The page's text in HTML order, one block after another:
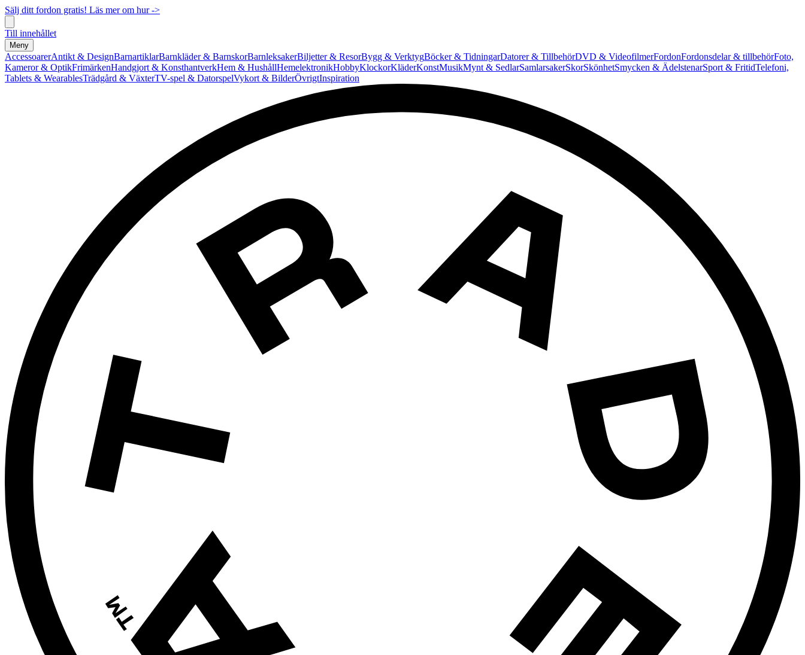
Sälj ditt fordon gratis! Läs mer om hur ->
Till innehållet
Meny
AccessoarerAntikt & DesignBarnartiklarBarnkläder & BarnskorBarnleksakerBiljetter & ResorBygg & VerktygBöcker & TidningarDatorer & TillbehörDVD & VideofilmerFordonFordonsdelar & tillbehörFoto,
Kameror & OptikFrimärkenHandgjort & KonsthantverkHem & HushållHemelektronikHobbyKlockorKläderKonstMusikMynt & SedlarSamlarsakerSkorSkönhetSmycken & ÄdelstenarSport & FritidTelefoni,
Tablets & WearablesTrädgård & VäxterTV-spel & DatorspelVykort & BilderÖvrigtInspiration